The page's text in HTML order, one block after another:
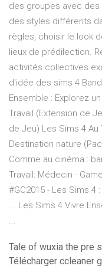
des groupes avec
des styles différents
règles, choisir le look
lieux de prédilection.
activités collectives
d'idée des sims 4
Ensemble : Explorez
Travail (Extension de
de Jeu) Les Sims 4 Au
Destination nature
Comme au cinéma :
Travail: Médecin -
#GC2015 - Les Sims 4
... Les Sims 4 Vivre
...
Tale of wuxia the pre
Télécharger ccleaner